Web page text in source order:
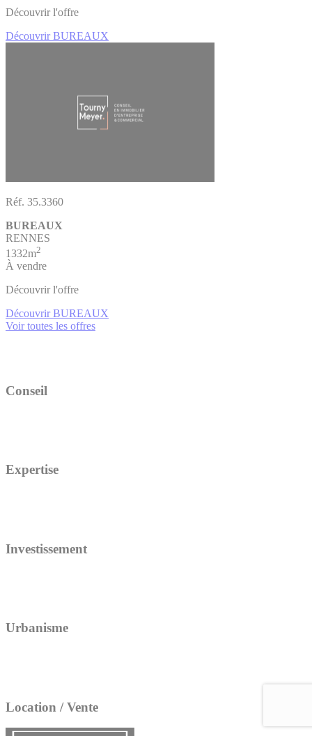
Découvrir l'offre
Découvrir BUREAUX
Réf. 35.3360
BUREAUX
RENNES
1332m2
À vendre
Découvrir l'offre
Découvrir BUREAUX
Voir toutes les offres
Conseil
Expertise
Investissement
Urbanisme
Location / Vente